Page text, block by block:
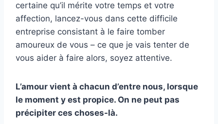
certaine qu’il mérite votre temps et votre
affection, lancez-vous dans cette difficile
entreprise consistant à le faire tomber
amoureux de vous – ce que je vais tenter de
vous aider à faire alors, soyez attentive.
L’amour vient à chacun d’entre nous, lorsque
le moment y est propice. On ne peut pas
précipiter ces choses-là.